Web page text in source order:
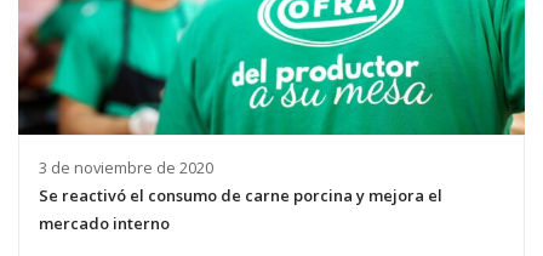
3 de noviembre de 2020
Se reactivó el consumo de carne porcina y mejora el
mercado interno